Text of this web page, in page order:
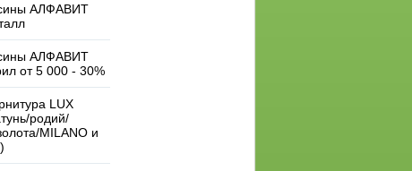
АЛФАВИТ
АЛФАВИТ
от 5 000 - 30%
LUX
родий/
MILANO и